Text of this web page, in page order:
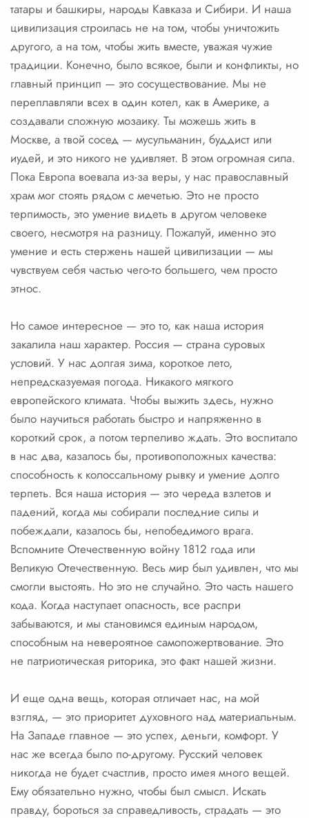
татары и башкиры, народы Кавказа и Сибири. И наша
цивилизация строилась не на том, чтобы уничтожить
другого, а на том, чтобы жить вместе, уважая чужие
традиции. Конечно, было всякое, были и конфликты, но
главный принцип — это сосуществование. Мы не
переплавляли всех в один котел, как в Америке, а
создавали сложную мозаику. Ты можешь жить в
Москве, а твой сосед — мусульманин, буддист или
иудей, и это никого не удивляет. В этом огромная сила.
Пока Европа воевала из-за веры, у нас православный
храм мог стоять рядом с мечетью. Это не просто
терпимость, это умение видеть в другом человеке
своего, несмотря на разницу. Пожалуй, именно это
умение и есть стержень нашей цивилизации — мы
чувствуем себя частью чего-то большего, чем просто
этнос.
Но самое интересное — это то, как наша история
закалила наш характер. Россия — страна суровых
условий. У нас долгая зима, короткое лето,
непредсказуемая погода. Никакого мягкого
европейского климата. Чтобы выжить здесь, нужно
было научиться работать быстро и напряженно в
короткий срок, а потом терпеливо ждать. Это воспитало
в нас два, казалось бы, противоположных качества:
способность к колоссальному рывку и умение долго
терпеть. Вся наша история — это череда взлетов и
падений, когда мы собирали последние силы и
побеждали, казалось бы, непобедимого врага.
Вспомните Отечественную войну 1812 года или
Великую Отечественную. Весь мир был удивлен, что мы
смогли выстоять. Но это не случайно. Это часть нашего
кода. Когда наступает опасность, все распри
забываются, и мы становимся единым народом,
способным на невероятное самопожертвование. Это
не патриотическая риторика, это факт нашей жизни.
И еще одна вещь, которая отличает нас, на мой
взгляд, — это приоритет духовного над материальным.
На Западе главное — это успех, деньги, комфорт. У
нас же всегда было по-другому. Русский человек
никогда не будет счастлив, просто имея много вещей.
Ему обязательно нужно, чтобы был смысл. Искать
правду, бороться за справедливость, страдать — это